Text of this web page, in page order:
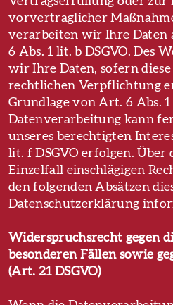
vorvertraglicher
verarbeiten wir Ihre Daten
6 Abs. 1 lit. b DSGVO. Des
wir Ihre Daten, sofern
rechtlichen Verpflichtung
Grundlage von Art. 6 Abs. 1
Datenverarbeitung kann
unseres berechtigten
lit. f DSGVO erfolgen. Über
Einzelfall einschlägigen
den folgenden Absätzen
Datenschutzerklärung
Widerspruchsrecht gegen
besonderen Fällen sowie
(Art. 21 DSGVO)